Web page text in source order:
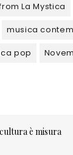
La Mystica
musica
pop
è misura